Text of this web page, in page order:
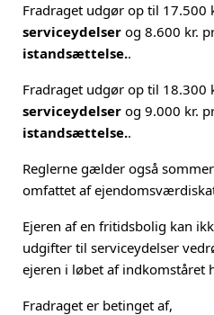
Fradraget udgør op til 17.500
serviceydelser og 8.600 kr.
istandsættelse..
Fradraget udgør op til 18.300
serviceydelser og 9.000 kr.
istandsættelse..
Reglerne gælder også
omfattet af
Ejeren af en fritidsbolig kan
udgifter til serviceydelser
ejeren i løbet af indkomståret
Fradraget er betinget af,